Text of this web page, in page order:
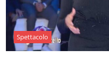
Spettacolo